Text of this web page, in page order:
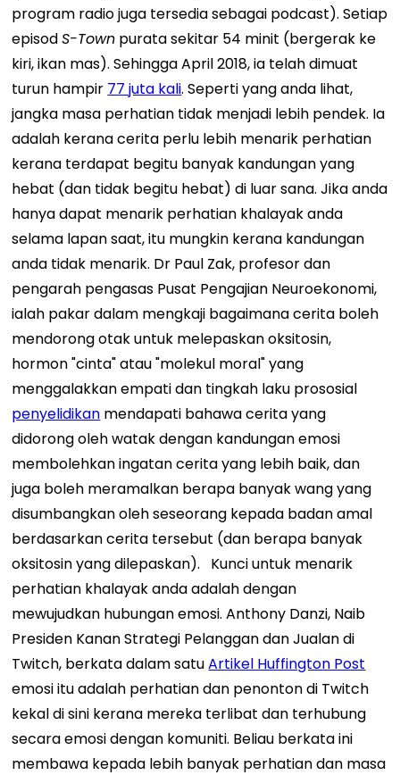
program radio juga tersedia sebagai podcast). Setiap
episodS-Town purata sekitar 54 minit (bergerak ke
kiri, ikan mas). Sehingga April 2018, ia telah dimuat
turun hampir 77 juta kali.Seperti yang anda lihat,
jangka masa perhatian tidak menjadi lebih pendek. Ia
adalah kerana cerita perlu lebih menarik perhatian
kerana terdapat begitu banyak kandungan yang
hebat (dan tidak begitu hebat) di luar sana. Jika anda
hanya dapat menarik perhatian khalayak anda
selama lapan saat, itu mungkin kerana kandungan
anda tidak menarik. Dr Paul Zak, profesor dan
pengarah pengasas Pusat Pengajian Neuroekonomi,
ialah pakar dalam mengkaji bagaimana cerita boleh
mendorong otak untuk melepaskan oksitosin,
hormon "cinta" atau "molekul moral" yang
menggalakkan empati dan tingkah laku prososial
penyelidikan mendapati bahawa cerita yang
didorong oleh watak dengan kandungan emosi
membolehkan ingatan cerita yang lebih baik, dan
juga boleh meramalkan berapa banyak wang yang
disumbangkan oleh seseorang kepada badan amal
berdasarkan cerita tersebut (dan berapa banyak
oksitosin yang dilepaskan).
Kunci untuk menarik
perhatian khalayak anda adalah dengan
mewujudkan hubungan emosi. Anthony Danzi, Naib
Presiden Kanan Strategi Pelanggan dan Jualan di
Twitch, berkata dalam satuArtikel Huffington Post
emosi itu adalah perhatian dan penonton di Twitch
kekal di sini kerana mereka terlibat dan terhubung
secara emosi dengan komuniti. Beliau berkata ini
membawa kepada lebih banyak perhatian dan masa